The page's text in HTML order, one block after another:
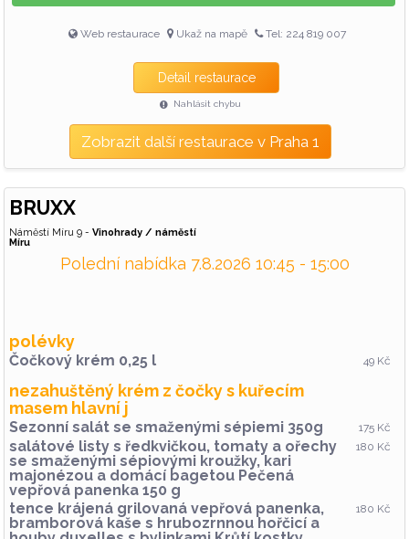
Web restaurace Ukaž na mapě Tel: 224 819 007
Detail restaurace
Nahlásit chybu
Zobrazit další restaurace v Praha 1
BRUXX
Náměstí Míru 9 - Vinohrady / náměstí
Míru
Polední nabídka 7.8.2026 10:45 - 15:00
polévky
Čočkový krém 0,25 l 49 Kč
nezahuštěný krém z čočky s kuřecím
masem hlavní j
Sezonní salát se smaženými sépiemi 350g 175 Kč
salátové listy s ředkvičkou, tomaty a ořechy
se smaženými sépiovými kroužky, kari
majonézou a domácí bagetou Pečená
vepřová panenka 150 g
180 Kč
tence krájená grilovaná vepřová panenka,
bramborová kaše s hrubozrnnou hořčicí a
180 Kč